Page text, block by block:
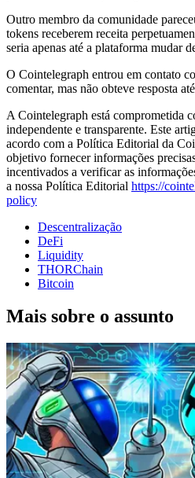
Outro membro da comunidade
tokens receberem receita
seria apenas até a plataforma mudar
O Cointelegraph entrou em contato
comentar, mas não obteve resposta
A Cointelegraph está comprometida
independente e transparente. Este
acordo com a Política Editorial da
objetivo fornecer informações
incentivados a verificar as
a nossa Política Editorial https://
policy
Descentralização
DeFi
Liquidity
THORChain
Bitcoin
Mais sobre o assunto